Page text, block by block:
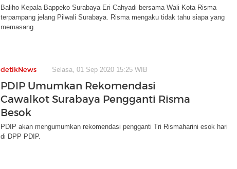
Baliho Kepala Bappeko Surabaya Eri Cahyadi bersama Wali Kota Risma
terpampang jelang Pilwali Surabaya. Risma mengaku tidak tahu siapa yang
memasang.
detikNews Selasa, 01 Sep 2020 15:25 WIB
PDIP Umumkan Rekomendasi
Cawalkot Surabaya Pengganti Risma
Besok
PDIP akan mengumumkan rekomendasi pengganti Tri Rismaharini esok hari
di DPP PDIP.